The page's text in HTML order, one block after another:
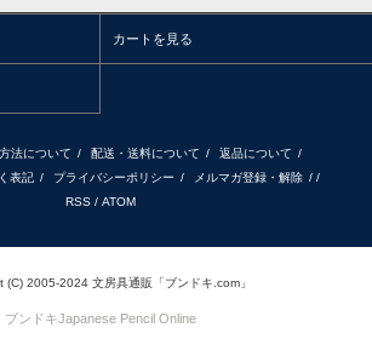
カートを見る
法について / 配送・送料について / 返品について /
表記 / プライバシーポリシー / メルマガ登録・解除 / /
RSS / ATOM
(C) 2005-2024 文房具通販「ブンドキ.com」
ブンドキJapanese Pencil Online